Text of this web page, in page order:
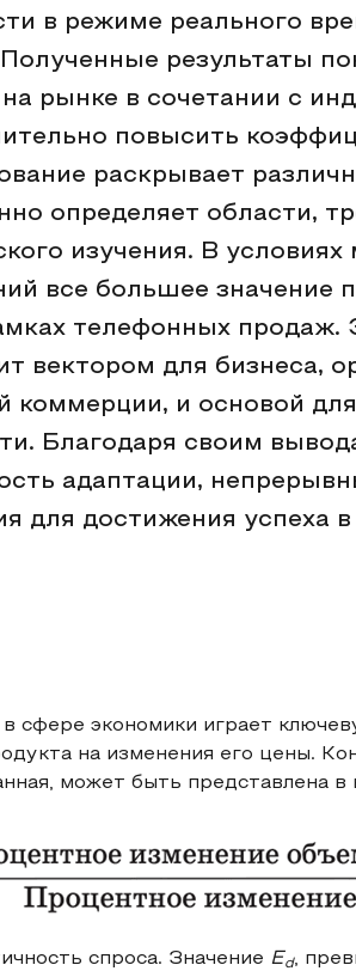
в режиме реального
результаты
рынке в сочетании с
повысить
раскрывает
определяет области,
изучения. В
все большее значение
телефонных
вектором для бизнеса,
коммерции, и основой
Благодаря своим
адаптации,
для достижения успеха
в сфере экономики играет
на изменения его цены.
может быть представлена в
спроса. Значение E d,